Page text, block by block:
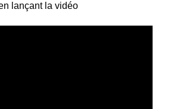
lançant la vidéo